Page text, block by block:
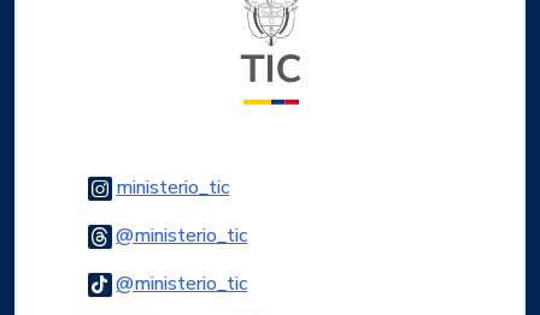
ministerio_ticLogo Instagram
@ministerio_ticLogo Threads
@ministerio_ticLogo Tiktok